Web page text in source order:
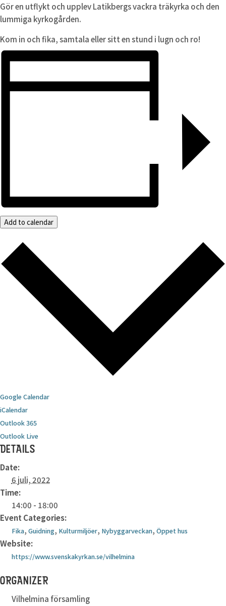
Gör en utflykt och upplev Latikbergs vackra träkyrka och den
lummiga kyrkogården.
Kom in och fika, samtala eller sitt en stund i lugn och ro!
Add to calendar
Google Calendar
iCalendar
Outlook 365
Outlook Live
DETAILS
Date:
6 juli, 2022
Time:
14:00 - 18:00
Event Categories:
Fika, Guidning, Kulturmiljöer, Nybyggarveckan, Öppet hus
Website:
https://www.svenskakyrkan.se/vilhelmina
ORGANIZER
Vilhelmina församling